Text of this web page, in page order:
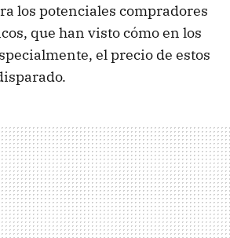
los potenciales compradores
que han visto cómo en los
el precio de estos